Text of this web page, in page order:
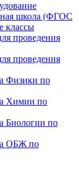
школа (ФГОС
классы
проведения
проведения
Физики по
Химии по
Биологии по
ОБЖ по